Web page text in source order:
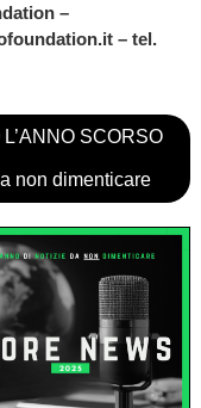
–
– tel.
SCORSO
non dimenticare